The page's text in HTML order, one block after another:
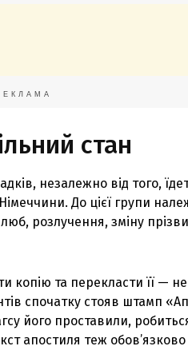
стан
незалежно від того,
До цієї групи
розлучення, зміну
копію та перекласти її —
спочатку стояв штамп
його проставили,
апостиля теж